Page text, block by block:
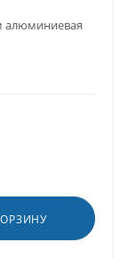
алюминиевая